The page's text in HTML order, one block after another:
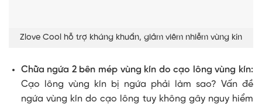
Zlove Cool hỗ trợ kháng khuẩn, giảm viêm nhiễm vùng kín
Chữa ngứa 2 bên mép vùng kín do cạo lông vùng kín:
Cạo lông vùng kín bị ngứa phải làm sao? Vấn đề
ngứa vùng kín do cạo lông tuy không gây nguy hiểm